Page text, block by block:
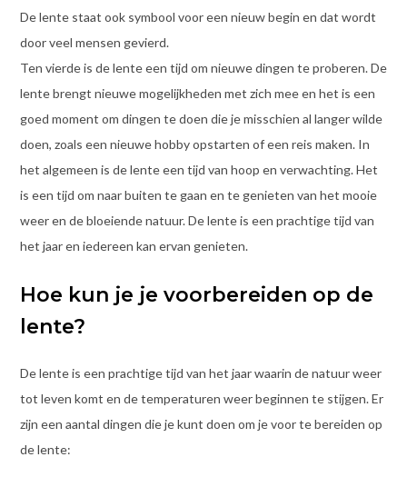
De lente staat ook symbool voor een nieuw begin en dat wordt
door veel mensen gevierd.
Ten vierde is de lente een tijd om nieuwe dingen te proberen. De
lente brengt nieuwe mogelijkheden met zich mee en het is een
goed moment om dingen te doen die je misschien al langer wilde
doen, zoals een nieuwe hobby opstarten of een reis maken. In
het algemeen is de lente een tijd van hoop en verwachting. Het
is een tijd om naar buiten te gaan en te genieten van het mooie
weer en de bloeiende natuur. De lente is een prachtige tijd van
het jaar en iedereen kan ervan genieten.
Hoe kun je je voorbereiden op de
lente?
De lente is een prachtige tijd van het jaar waarin de natuur weer
tot leven komt en de temperaturen weer beginnen te stijgen. Er
zijn een aantal dingen die je kunt doen om je voor te bereiden op
de lente: